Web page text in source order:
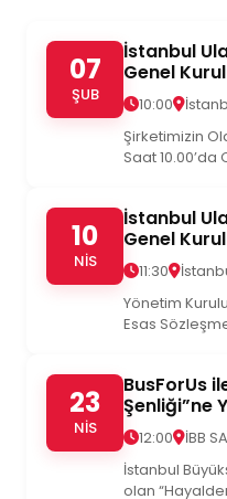
Hizmeti, Meclis
Yürütülecek
İstanbul Büyükşehir
toplantısınd...
07
ŞUB
İstanbul
Genel
10:00
Şirketimizin
Saat 10.00’da
10
NİS
İstanbul
Genel
11:30
Yönetim
Esas
23
NİS
BusForUs
Şenliği”ne
12:00
İBB
İstanbul
olan